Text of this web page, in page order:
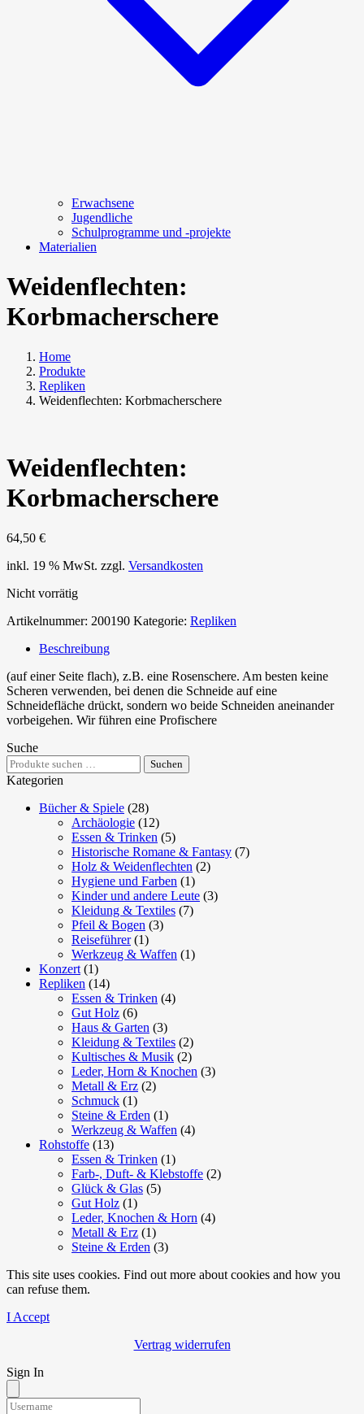
Erwachsene
Jugendliche
Schulprogramme und -projekte
Materialien
Weidenflechten:
Korbmacherschere
Home
Produkte
Repliken
Weidenflechten: Korbmacherschere
Weidenflechten:
Korbmacherschere
64,50 €
inkl. 19 % MwSt. zzgl. Versandkosten
Nicht vorrätig
Artikelnummer: 200190 Kategorie: Repliken
Beschreibung
(auf einer Seite flach), z.B. eine Rosenschere. Am besten keine
Scheren verwenden, bei denen die Schneide auf eine
Schneidefläche drückt, sondern wo beide Schneiden aneinander
vorbeigehen. Wir führen eine Profischere
Suche
Suchen
nach:
Suchen
Kategorien
Bücher & Spiele (28)
Archäologie (12)
Essen & Trinken (5)
Historische Romane & Fantasy (7)
Holz & Weidenflechten (2)
Hygiene und Farben (1)
Kinder und andere Leute (3)
Kleidung & Textiles (7)
Pfeil & Bogen (3)
Reiseführer (1)
Werkzeug & Waffen (1)
Konzert (1)
Repliken (14)
Essen & Trinken (4)
Gut Holz (6)
Haus & Garten (3)
Kleidung & Textiles (2)
Kultisches & Musik (2)
Leder, Horn & Knochen (3)
Metall & Erz (2)
Schmuck (1)
Steine & Erden (1)
Werkzeug & Waffen (4)
Rohstoffe (13)
Essen & Trinken (1)
Farb-, Duft- & Klebstoffe (2)
Glück & Glas (5)
Gut Holz (1)
Leder, Knochen & Horn (4)
Metall & Erz (1)
Steine & Erden (3)
This site uses cookies. Find out more about cookies and how you
can refuse them.
I Accept
Vertrag widerrufen
Sign In